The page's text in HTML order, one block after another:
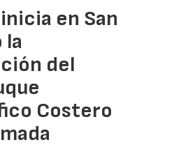
en San
la
del
Costero